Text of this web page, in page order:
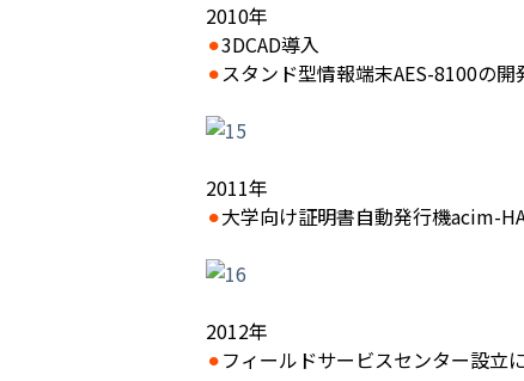
2010年
⚫︎3DCAD導入
⚫︎スタンド型情報端末AES-8100の開
2011年
⚫︎大学向け証明書自動発行機acim-
2012年
⚫︎フィールドサービスセンター設立